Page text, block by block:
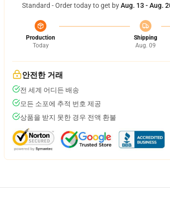
Standard - Order today to get byAug. 13 - Aug.
Production
Today
Shipping
Aug. 09
안전한 거래
전 세계 어디든 배송
모든 소포에 추적 번호 제공
상품을 받지 못한 경우 전액 환불